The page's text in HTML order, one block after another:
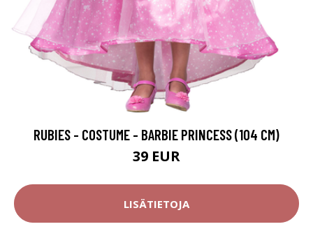
RUBIES - COSTUME - BARBIE PRINCESS (104 CM)
39 EUR
LISÄTIETOJA